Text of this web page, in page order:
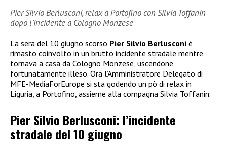
Pier Silvio Berlusconi, relax a Portofino con Silvia Toffanin
dopo l’incidente a Cologno Monzese
La sera del 10 giugno scorso Pier Silvio Berlusconi è
rimasto coinvolto in un brutto incidente stradale mentre
tornava a casa da Cologno Monzese, uscendone
fortunatamente illeso. Ora l’Amministratore Delegato di
MFE-MediaForEurope si sta godendo un pò di relax in
Liguria, a Portofino, assieme alla compagna Silvia Toffanin.
Pier Silvio Berlusconi: l’incidente
stradale del 10 giugno